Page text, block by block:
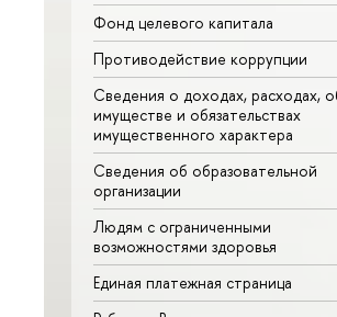
Фонд целевого капитала
Противодействие коррупции
Сведения о доходах, расходах,
имуществе и обязательствах
имущественного характера
Сведения об образовательной
организации
Людям с ограниченными
возможностями здоровья
Единая платежная страница